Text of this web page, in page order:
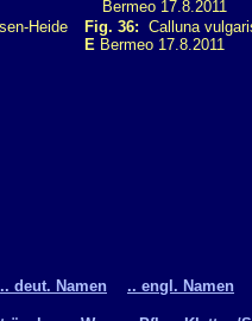
Heide
Fig. 36: Calluna
E Bermeo 17.8.2011
.. deut. Namen .. engl. Namen